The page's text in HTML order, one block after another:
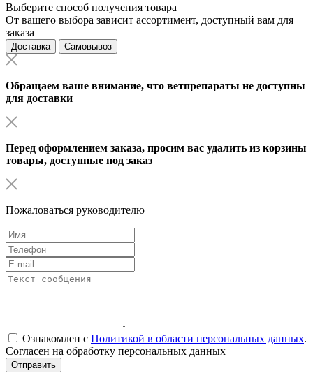
Выберите способ получения товара
От вашего выбора зависит ассортимент, доступный вам для
заказа
Доставка Самовывоз
Обращаем ваше внимание, что ветпрепараты не доступны
для доставки
Перед оформлением заказа, просим вас удалить из корзины
товары, доступные под заказ
Пожаловаться руководителю
Ознакомлен с Политикой в области персональных данных.
Согласен на обработку персональных данных
Отправить